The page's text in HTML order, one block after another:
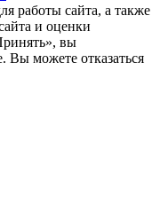
работы сайта, а также
и оценки
вы
Вы можете отказаться